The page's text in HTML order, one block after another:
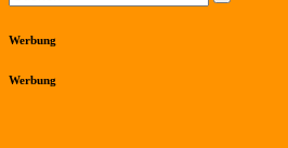
Werbung
Werbung